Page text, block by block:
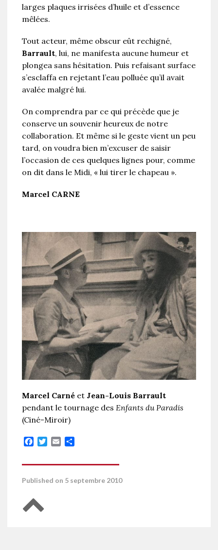
larges plaques irrisées d’huile et d’essence
mêlées.
Tout acteur, même obscur eût rechigné,
Barrault, lui, ne manifesta aucune humeur et
plongea sans hésitation. Puis refaisant surface
s’esclaffa en rejetant l’eau polluée qu’il avait
avalée malgré lui.
On comprendra par ce qui précède que je
conserve un souvenir heureux de notre
collaboration. Et même si le geste vient un peu
tard, on voudra bien m’excuser de saisir
l’occasion de ces quelques lignes pour, comme
on dit dans le Midi, « lui tirer le chapeau ».
Marcel CARNE
Marcel Carné et Jean-Louis Barrault
pendant le tournage des Enfants du Paradis
(Ciné-Miroir)
Facebook
TwitterEmail
Published on 5 septembre 2010
Retour en haut de page